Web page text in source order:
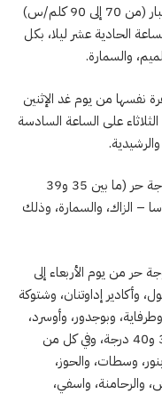
تسجيل هبات رياح قوية مع تطاير محلي للغبار (من 70 إلى 90 كلم/س)
الحادية عشر ليلا، بكل
والسمارة.
نفسها من يوم غد الإثنين
على الساعة السادسة
وأضافت المديرية أنه يرتقب أيضا تسجيل موجة حر (ما بين 35 و39
– الزاك، والسمارة، وذلك
من يوم الأربعاء إلى
وأكادير إداوتنان، وشتوكة
وبوجدور، وأوسرد،
ووادي الذهب بدرجة حراراة تتراوح ما بين 36 و40 درجة، وفي كل من
وسطات، والحوز،
والرحامنة، واسفي،